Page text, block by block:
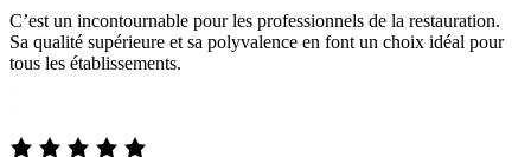
C’est un incontournable pour les professionnels de la restauration.
Sa qualité supérieure et sa polyvalence en font un choix idéal pour
tous les établissements.